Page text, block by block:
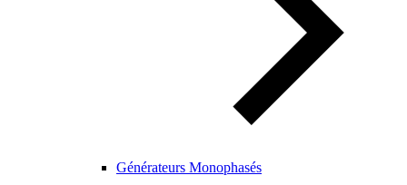
Générateurs Monophasés